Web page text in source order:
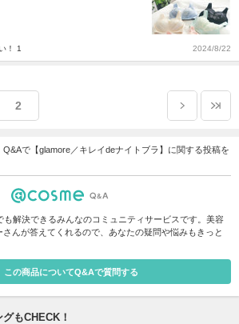
！ 1 2024/8/22
2
で【glamore／キレイdeナイトブラ】に関する投稿を
も解決できるみんなのコミュニティサービスです。美容
んが答えてくれるので、あなたの疑問や悩みもきっと
この商品についてQ&Aで質問する
もCHECK！